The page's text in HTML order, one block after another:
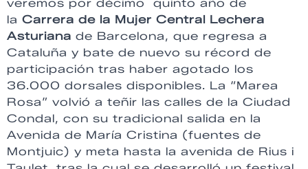
veremos por décimo quinto año de
la Carrera de la Mujer Central Lechera
Asturiana de Barcelona, que regresa a
Cataluña y bate de nuevo su récord de
participación tras haber agotado los
36.000 dorsales disponibles. La “Marea
Rosa” volvió a teñir las calles de la Ciudad
Condal, con su tradicional salida en la
Avenida de María Cristina (fuentes de
Montjuic) y meta hasta la avenida de Rius i